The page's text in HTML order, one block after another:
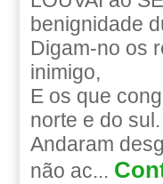
benignidade
Digam-no os
inimigo,
E os que
norte e do sul.
Andaram
não ac...